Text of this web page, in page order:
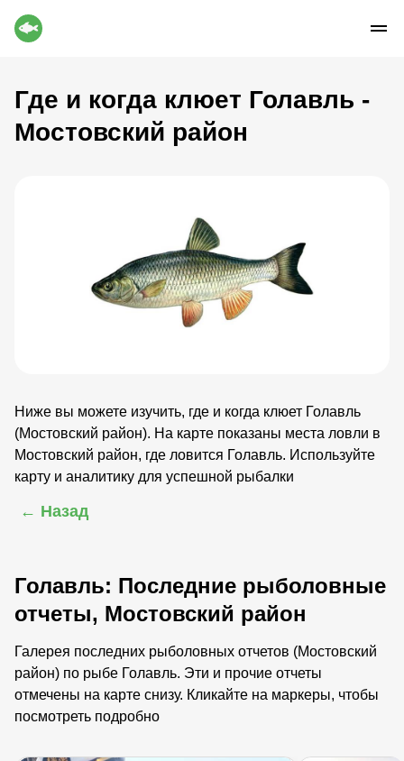
Где и когда клюет Голавль -
Мостовский район
Ниже вы можете изучить, где и когда клюет Голавль
(Мостовский район). На карте показаны места ловли в
Мостовский район, где ловится Голавль. Используйте
карту и аналитику для успешной рыбалки
← Назад
Голавль: Последние рыболовные
отчеты, Мостовский район
Галерея последних рыболовных отчетов (Мостовский
район) по рыбе Голавль. Эти и прочие отчеты
отмечены на карте снизу. Кликайте на маркеры, чтобы
посмотреть подробно